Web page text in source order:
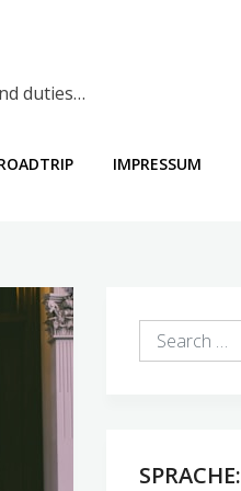
duties…
IMPRESSUM
SPRACHE: